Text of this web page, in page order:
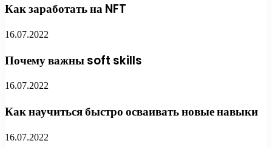
Как заработать на NFT
16.07.2022
Почему важны soft skills
16.07.2022
Как научиться быстро осваивать новые навыки
16.07.2022